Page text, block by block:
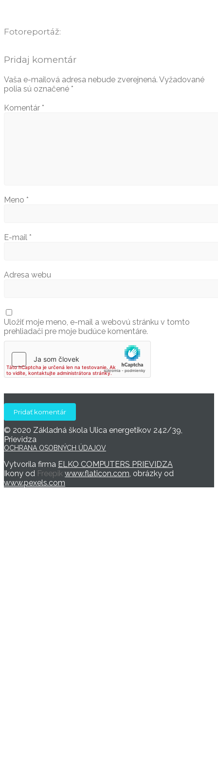
Fotoreportáž:
Pridaj komentár
Vaša e-mailová adresa nebude zverejnená. Vyžadované
polia sú označené *
Komentár *
Meno *
E-mail *
Adresa webu
Uložiť moje meno, e-mail a webovú stránku v tomto
prehliadači pre moje budúce komentáre.
© 2020 Základná škola Ulica energetikov 242/39,
Prievidza
OCHRANA OSOBNÝCH ÚDAJOV
Vytvorila firma ELKO COMPUTERS PRIEVIDZA
Ikony od Freepik www.flaticon.com, obrázky od
www.pexels.com